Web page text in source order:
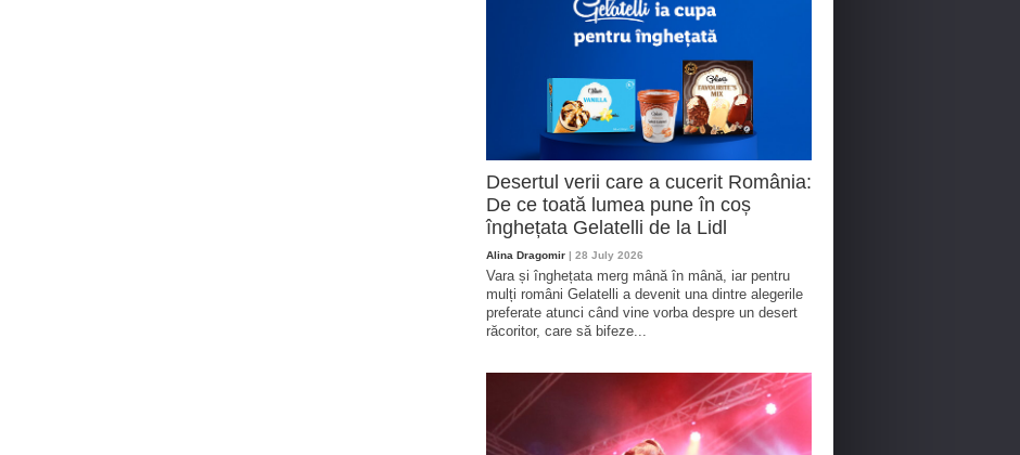
Desertul verii care a cucerit România:
De ce toată lumea pune în coș
înghețata Gelatelli de la Lidl
Alina Dragomir | 28 July 2026
Vara și înghețata merg mână în mână, iar pentru
mulți români Gelatelli a devenit una dintre alegerile
preferate atunci când vine vorba despre un desert
răcoritor, care să bifeze...